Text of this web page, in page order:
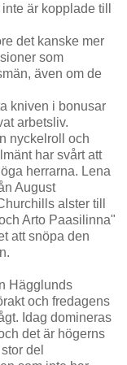
är kopplade till
det kanske mer
som
även om de
kniven i bonusar
arbetsliv.
nyckelroll och
har svårt att
herrarna. Lena
August
alster till
Arto Paasilinna"
att snöpa den
Hägglunds
och fredagens
Idag domineras
det är högerns
del